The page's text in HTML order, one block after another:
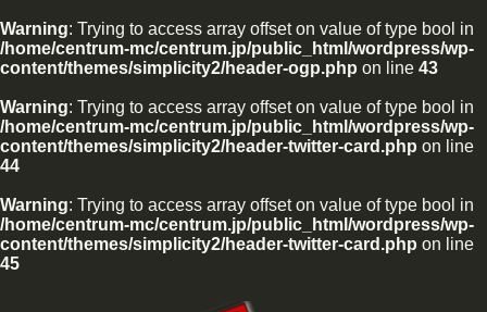
Warning: Trying to access array offset on value of type bool in
/home/centrum-mc/centrum.jp/public_html/wordpress/wp-
content/themes/simplicity2/header-ogp.php on line 43
Warning: Trying to access array offset on value of type bool in
/home/centrum-mc/centrum.jp/public_html/wordpress/wp-
content/themes/simplicity2/header-twitter-card.php on line
44
Warning: Trying to access array offset on value of type bool in
/home/centrum-mc/centrum.jp/public_html/wordpress/wp-
content/themes/simplicity2/header-twitter-card.php on line
45